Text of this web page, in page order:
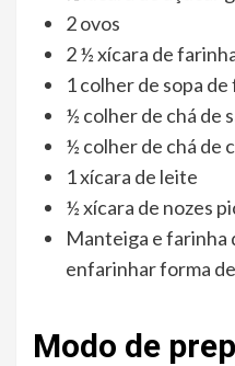
2 ovos
2 ½ xícara de
1 colher de sopa
½ colher de chá de
½ colher de chá de
1 xícara de leite
½ xícara de nozes
Manteiga e farinha
enfarinhar forma
Modo de